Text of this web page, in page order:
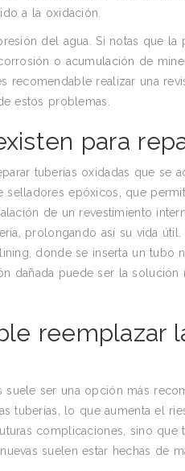
a la oxidación.
del agua. Si notas que
o acumulación de
recomendable realizar una
estos problemas.
para
tuberías oxidadas que se
epóxicos, que
de un revestimiento
prolongando así su vida
donde se inserta un tubo
dañada puede ser la
reemplazar
suele ser una opción más
tuberías, lo que aumenta el
complicaciones, sino
suelen estar hechas de